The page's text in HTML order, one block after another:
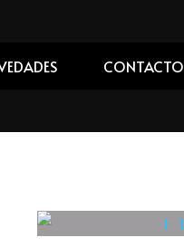
CONTACTO